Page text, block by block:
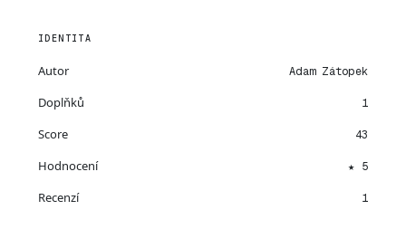
IDENTITA
Autor Adam Zátopek
Doplňků 1
Score 43
Hodnocení ★ 5
Recenzí 1